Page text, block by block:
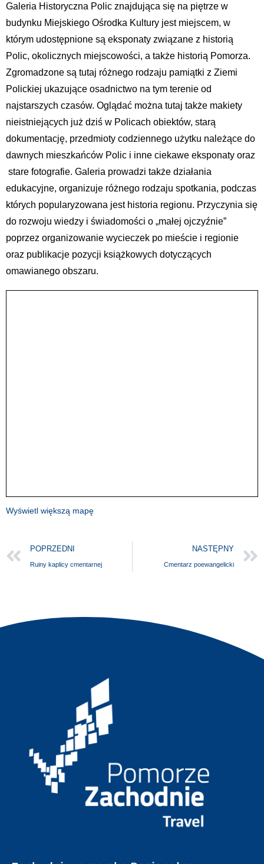
Galeria Historyczna Polic znajdująca się na piętrze w
budynku Miejskiego Ośrodka Kultury jest miejscem, w
którym udostępnione są eksponaty związane z historią
Polic, okolicznych miejscowości, a także historią Pomorza.
Zgromadzone są tutaj różnego rodzaju pamiątki z Ziemi
Polickiej ukazujące osadnictwo na tym terenie od
najstarszych czasów. Oglądać można tutaj także makiety
nieistniejących już dziś w Policach obiektów, starą
dokumentację, przedmioty codziennego użytku należące do
dawnych mieszkańców Polic i inne ciekawe eksponaty oraz
stare fotografie. Galeria prowadzi także działania
edukacyjne, organizuje różnego rodzaju spotkania, podczas
których popularyzowana jest historia regionu. Przyczynia się
do rozwoju wiedzy i świadomości o „małej ojczyźnie”
poprzez organizowanie wycieczek po mieście i regionie
oraz publikacje pozycji książkowych dotyczących
omawianego obszaru.
Wyświetl większą mapę
POPRZEDNI
Ruiny kaplicy cmentarnej
NASTĘPNY
Cmentarz poewangelicki